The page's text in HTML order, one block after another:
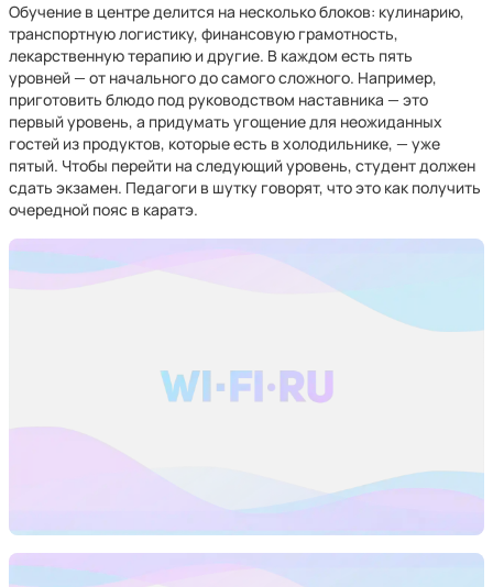
Обучение в центре делится на несколько блоков: кулинарию,
транспортную логистику, финансовую грамотность,
лекарственную терапию и другие. В каждом есть пять
уровней — от начального до самого сложного. Например,
приготовить блюдо под руководством наставника — это
первый уровень, а придумать угощение для неожиданных
гостей из продуктов, которые есть в холодильнике, — уже
пятый. Чтобы перейти на следующий уровень, студент должен
сдать экзамен. Педагоги в шутку говорят, что это как получить
очередной пояс в каратэ.